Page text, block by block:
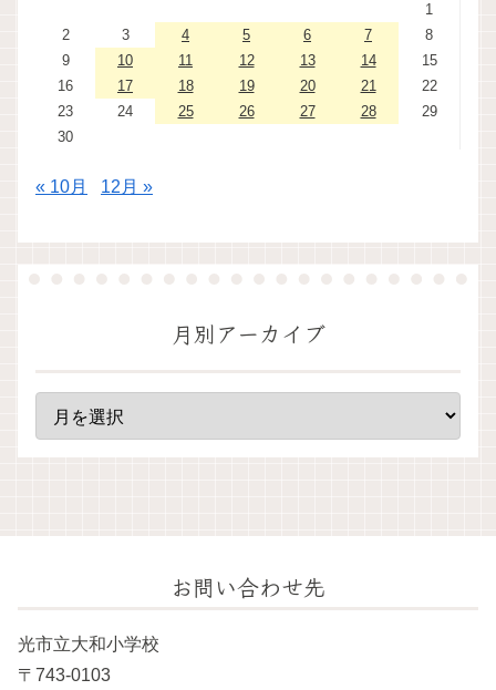
1
2
3 4 5 6 7
8
9
10 11 12 13 14
15
16
17 18 19 20 21
22
23
24 25 26 27 28
29
30
« 10月 12月 »
月別アーカイブ
お問い合わせ先
光市立大和小学校
〒743-0103